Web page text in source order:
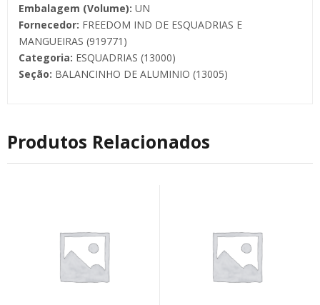
Embalagem (Volume): UN
Fornecedor: FREEDOM IND DE ESQUADRIAS E
MANGUEIRAS (919771)
Categoria: ESQUADRIAS (13000)
Seção: BALANCINHO DE ALUMINIO (13005)
Produtos Relacionados